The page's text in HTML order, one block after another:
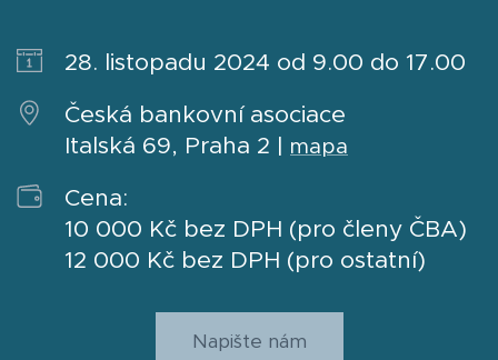
28. listopadu 2024 od 9.00 do 17.00
Česká bankovní asociace
Italská 69, Praha 2 | mapa
Cena:
10 000 Kč bez DPH (pro členy ČBA)
12 000 Kč bez DPH (pro ostatní)
Napište nám